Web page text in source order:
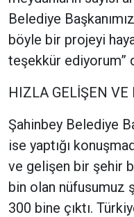
Belediye
böyle bir projeyi
teşekkür ediyorum”
HIZLA GELİŞEN VE
Şahinbey Belediye
ise yaptığı
ve gelişen bir şehir
bin olan nüfusumuz
300 bine çıktı.